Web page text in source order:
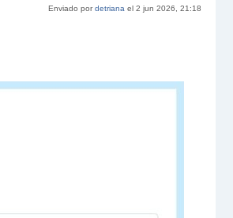
Enviado pordetriana el 2 jun 2026, 21:18